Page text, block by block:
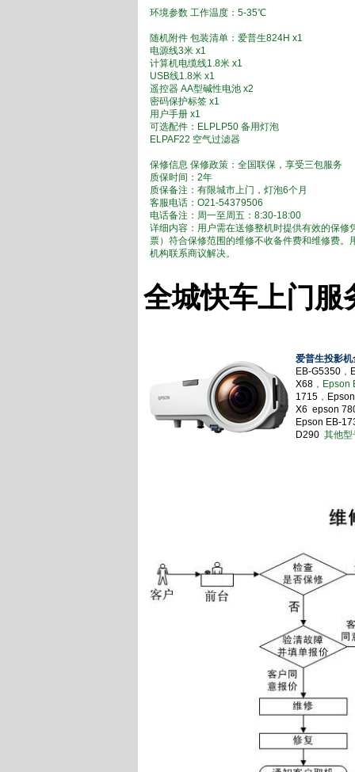
环境参数 工作温度：5-35℃
随机附件 包装清单：爱普生824H x1
电源线3米 x1
计算机电缆线1.8米 x1
USB线1.8米 x1
遥控器 AA型碱性电池 x2
密码保护标签 x1
用户手册 x1
可选配件：ELPLP50 备用灯泡
ELPAF22 空气过滤器
保修信息 保修政策：全国联保，享受三包服务
质保时间：2年
质保备注：有限城市上门，灯泡6个月
客服电话：O21-54379506
电话备注：周一至周五：8:30-18:00
详细内容：用户需在送修整机时提供有效的保
票）符合保修范围的维修不收备件费和维修费
机构联系商议解决。
全城快车上门服
爱普生投影
EB-G5350 ，
X68 ，Epson
1715 ，
X6 epson
Epson EB-
D290 其他